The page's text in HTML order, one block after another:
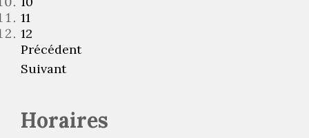
11
12
Précédent
Suivant
Horaires